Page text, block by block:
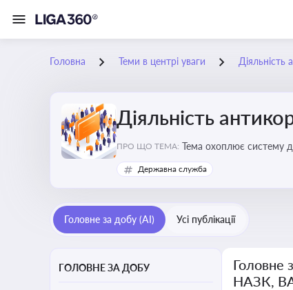
Головна Теми в центрі уваги
Діяльність
ПРО ЩО ТЕМА: Тема охоплює систему
ключовим елементом
Державна служба
Головне за добу (AI) Усі публікації
ГОЛОВНЕ ЗА ДОБУ
Головне
НАЗК,